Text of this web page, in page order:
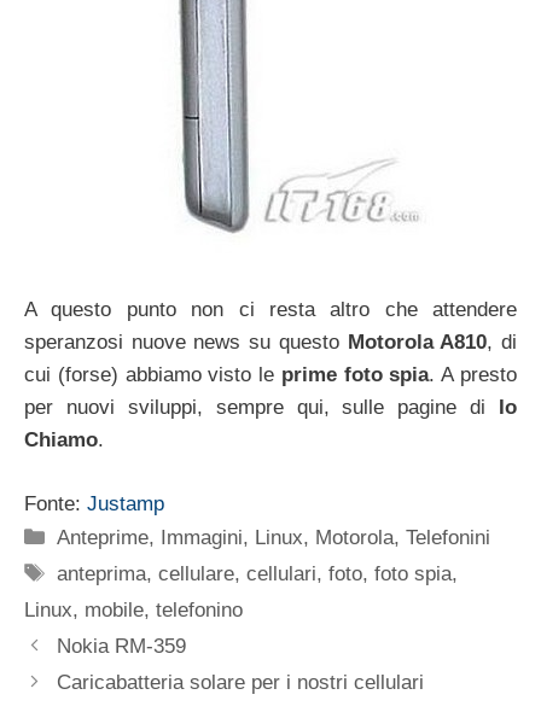
A questo punto non ci resta altro che attendere
speranzosi nuove news su questo Motorola A810, di
cui (forse) abbiamo visto le prime foto spia. A presto
per nuovi sviluppi, sempre qui, sulle pagine di
Io
Chiamo.
Fonte: Justamp
Categorie
Anteprime, Immagini, Linux, Motorola,Telefonini
Tag
anteprima,cellulare,cellulari,foto,foto spia,
Linux, mobile, telefonino
Nokia RM-359
Caricabatteria solare per i nostri cellulari